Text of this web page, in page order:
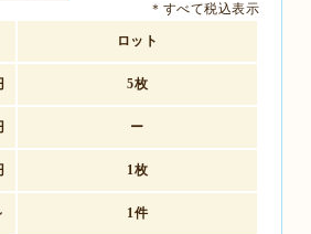
＊すべて税込表示
ロット
5枚
ー
1枚
1件